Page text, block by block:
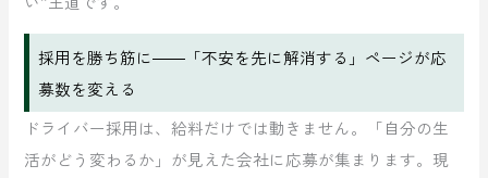
採用を勝ち筋に――「不安を先に解消する」ページが応
募数を変える
ドライバー採用は、給料だけでは動きません。「自分の生
活がどう変わるか」が見えた会社に応募が集まります。現